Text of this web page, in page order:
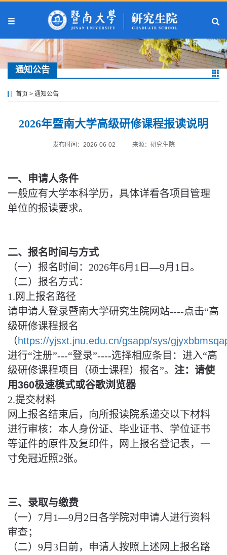
通知公告
首页 > 通知公告
2026年暨南大学高级研修课程报读说明
发布时间：2026-06-02 来源：研究生院
一、申请人条件
一般应有大学本科学历，具体详看各项目管理
单位的报读要求。
二、报名时间与方式
（一）报名时间：2026年6月1日—9月1日。
（二）报名方式：
1.网上报名路径
请申请人登录暨南大学研究生院网站----点击“高
级研修课程报名
（ https://yjsxt.jnu.edu.cn/gsapp/sys/
进行“注册”---“登录”----选择相应条目：进入“高
级研修课程项目（硕士课程）报名”。 注：请使
用360极速模式或谷歌浏览器
2.提交材料
网上报名结束后，向所报读院系递交以下材料
进行审核：本人身份证、毕业证书、学位证书
等证件的原件及复印件，网上报名登记表，一
寸免冠近照2张。
三、录取与缴费
（一）7月1—9月2日各学院对申请人进行资料
审查；
（二）9月3日前，申请人按照上述网上报名路